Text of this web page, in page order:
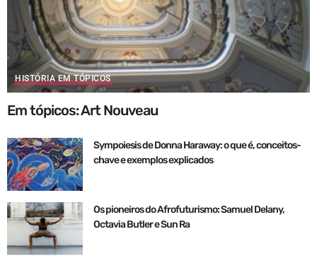
HISTÓRIA EM TÓPICOS
Em tópicos: Art Nouveau
Sympoiesis de Donna Haraway: o que é, conceitos-
chave e exemplos explicados
Os pioneiros do Afrofuturismo: Samuel Delany,
Octavia Butler e Sun Ra